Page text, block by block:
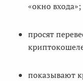
«окно входа»;
просят
показывают